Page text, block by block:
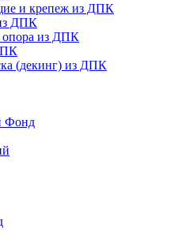
и крепеж из ДПК
ДПК
опора из ДПК
(декинг) из ДПК
Фонд